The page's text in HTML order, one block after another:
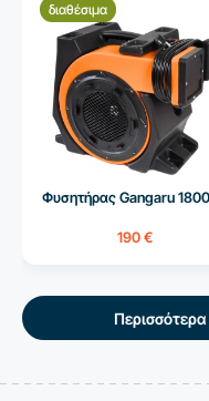
διαθέσιμα
Φυσητήρας Gangaru
190 €